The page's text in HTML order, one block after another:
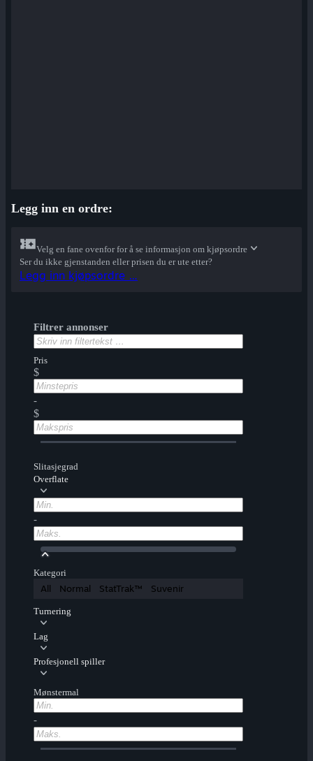
Legg inn en ordre:
Velg en fane ovenfor for å se informasjon om kjøpsordre
Ser du ikke gjenstanden eller prisen du er ute etter?
Legg inn kjøpsordre …
Filtrer annonser
Pris
$
-
$
Slitasjegrad
Overflate
-
Kategori
All Normal StatTrak™ Suvenir
Turnering
Lag
Profesjonell spiller
Mønstermal
-